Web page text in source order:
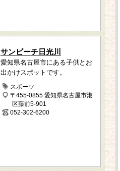
サンビーチ日光川
愛知県名古屋市にある子供とお
出かけスポットです。
スポーツ
〒455-0855 愛知県名古屋市港
区藤前5-901
052-302-6200